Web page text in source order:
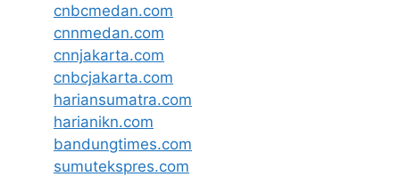
cnbcmedan.com
cnnmedan.com
cnnjakarta.com
cnbcjakarta.com
hariansumatra.com
harianikn.com
bandungtimes.com
sumutekspres.com